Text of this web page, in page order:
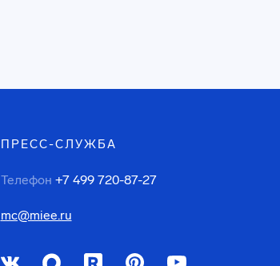
ПРЕСС-СЛУЖБА
Телефон +7 499 720-87-27
mc@miee.ru